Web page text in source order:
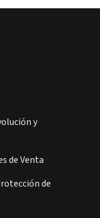
y
de Venta
de